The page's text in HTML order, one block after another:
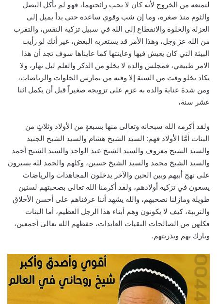
لتمنعه من الخروج لأنه كان لا يحب رائحتهما، فهو لم يأكل البصل
والثوم منذ صغره، وما إن شب وقوي ساعده حتى بدأ يميل إلى
العزلة والخلوة والانقطاع إلى الله في سبيل تزكية النفس، والتقرب
من الله عز وجل، وهذا الأمر قد يستغربه البعض، غير أنك لو رأيت
البيئة التي كان يعيش فيها وعاينتها كما عايناها سوف تجد أن هذا
الامر طبيعي، فمجلس والده لا يخلو من الذكر والعلم ليل نهار، ولا
يكاد يخلو وقت من السنة إلا وفيه من يمارس الخلوات والرياضات،
ومن شدة عناية والده به عزم على تزويجه صغيراً قبل أن يكمل اثنا
عشر سنة،
ولقد أكرمه الله سبحانه وتعالى منها بسبعةٍ من الأولاد وثلاثٍ من
البنات أَمَّا الأولاد فهم: السيد الشيخ هشام والسيد الشيخ الجنيد
والسيد الشيخ معروف والسيد الشيخ عبد الواحد والسيد الشيخ أحمد
والسيد الشيخ محمد والسيد الشيخ حسين، وكلهم والحمد لله يسيرون
على نهج أبيهم وبين الحين والآخر يدخلون المجاهدات والرياضات
يسعون في تزكية أولادهم، ولقد أكرمنا الله تعالى بصحبتهم لسنين
طويلة ومازلنا نصحبهم، والله يشهد أننا عرفناهم على أحسن الأخلاق
والتربية، كيف لا يكونون وهم أبناء هذا الرجل العظيم، أما البنات
فكلهن من الصالحات التقيات العابدات، حفظهم الله تعالى أجمعين،
وبارك بهم وبذريتهم.